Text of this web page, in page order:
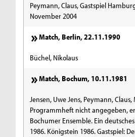
Peymann, Claus, Gastspiel
November 2004
Match, Berlin, 22.11.1990
Büchel, Nikolaus
Match, Bochum, 10.11.1981
Jensen, Uwe Jens, Peymann,
Programmheft nicht angegeben,
Bochumer Ensemble. Ein
1986. Königstein 1986. Gastspiel: